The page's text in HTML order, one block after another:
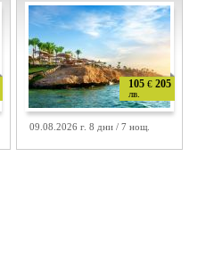
105 € 205
лв.
09.08.2026 г. 8 дни / 7 нощ.